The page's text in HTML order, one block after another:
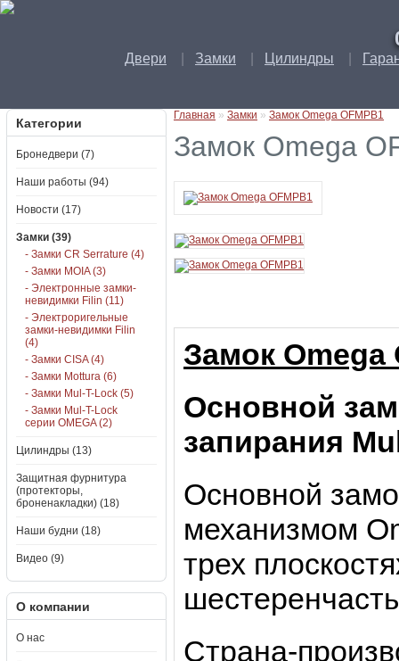
Двери Замки Цилиндры
Категории
Бронедвери (7)
Наши работы (94)
Новости (17)
Замки (39)
- Замки CR Serrature (4)
- Замки MOIA (3)
- Электронные замки-
невидимки Filin (11)
- Электроригельные
замки-невидимки Filin
(4)
- Замки CISA (4)
- Замки Mottura (6)
- Замки Mul-T-Lock (5)
- Замки Mul-T-Lock
серии OMEGA (2)
Цилиндры (13)
Защитная фурнитура
(протекторы,
броненакладки) (18)
Наши будни (18)
Видео (9)
О компании
О нас
Главная » Замки » Замок Omega OFMPB1
Замок Omega
Замок Omega
Основной
запирания
Основной
механизмом
трех
Страна-